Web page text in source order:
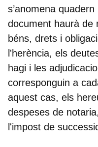
s’anomena
document haurà de
béns, drets i
l'herència, els
hagi i les
corresponguin a
aquest cas, els
despeses de
l'impost de